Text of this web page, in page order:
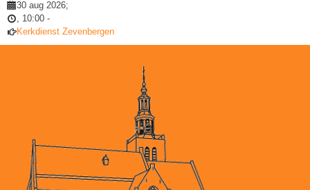
30 aug 2026;
, 10:00 -
Kerkdienst Zevenbergen